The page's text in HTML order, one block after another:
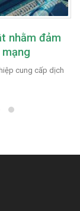
nhằm đảm
cung cấp dịch